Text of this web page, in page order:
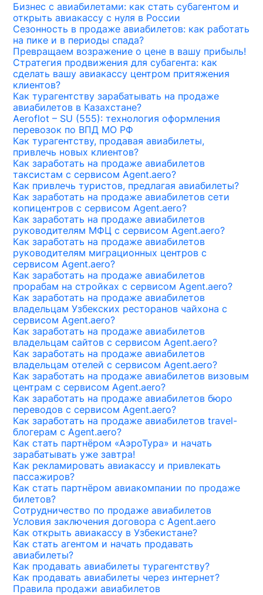
Бизнес с авиабилетами: как стать субагентом и
открыть авиакассу с нуля в России
Сезонность в продаже авиабилетов: как работать
на пике и в периоды спада?
Превращаем возражение о цене в вашу прибыль!
Стратегия продвижения для субагента: как
сделать вашу авиакассу центром притяжения
клиентов?
Как турагентству зарабатывать на продаже
авиабилетов в Казахстане?
Aeroflot – SU (555): технология оформления
перевозок по ВПД МО РФ
Как турагентству, продавая авиабилеты,
привлечь новых клиентов?
Как заработать на продаже авиабилетов
таксистам с сервисом Agent.aero?
Как привлечь туристов, предлагая авиабилеты?
Как заработать на продаже авиабилетов сети
копицентров с сервисом Agent.aero?
Как заработать на продаже авиабилетов
руководителям МФЦ с сервисом Agent.aero?
Как заработать на продаже авиабилетов
руководителям миграционных центров с
сервисом Agent.aero?
Как заработать на продаже авиабилетов
прорабам на стройках с сервисом Agent.aero?
Как заработать на продаже авиабилетов
владельцам Узбекских ресторанов чайхона с
сервисом Agent.aero?
Как заработать на продаже авиабилетов
владельцам сайтов с сервисом Agent.aero?
Как заработать на продаже авиабилетов
владельцам отелей с сервисом Agent.aero?
Как заработать на продаже авиабилетов визовым
центрам с сервисом Agent.aero?
Как заработать на продаже авиабилетов бюро
переводов с сервисом Agent.aero?
Как заработать на продаже авиабилетов travel-
блогерам с Agent.aero?
Как стать партнёром «АэроТура» и начать
зарабатывать уже завтра!
Как рекламировать авиакассу и привлекать
пассажиров?
Как стать партнёром авиакомпании по продаже
билетов?
Сотрудничество по продаже авиабилетов
Условия заключения договора с Agent.aero
Как открыть авиакассу в Узбекистане?
Как стать агентом и начать продавать
авиабилеты?
Как продавать авиабилеты турагентству?
Как продавать авиабилеты через интернет?
Правила продажи авиабилетов